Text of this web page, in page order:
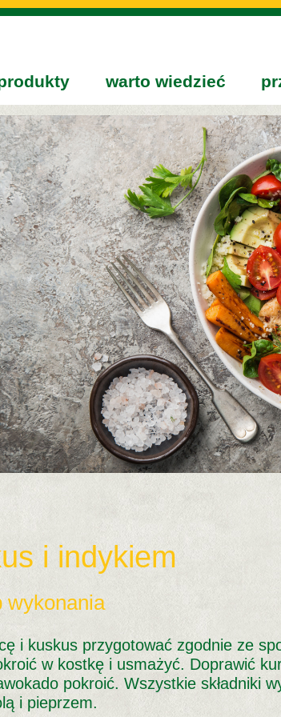
warto wiedzieć
i indykiem
wykonania
i kuskus przygotować zgodnie ze
w kostkę i usmażyć. Doprawić
pokroić. Wszystkie składniki
i pieprzem.